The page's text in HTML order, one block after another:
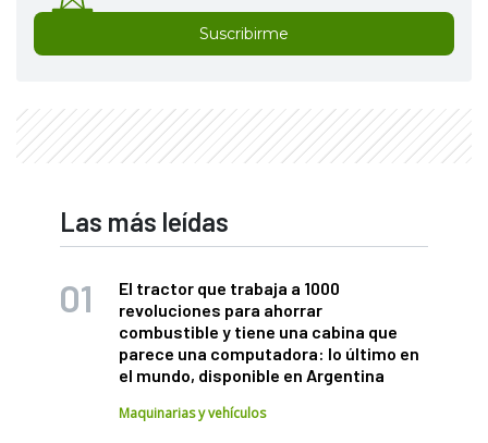
Suscribirme
Las más leídas
El tractor que trabaja a 1000
revoluciones para ahorrar
combustible y tiene una cabina que
parece una computadora: lo último en
el mundo, disponible en Argentina
Maquinarias y vehículos